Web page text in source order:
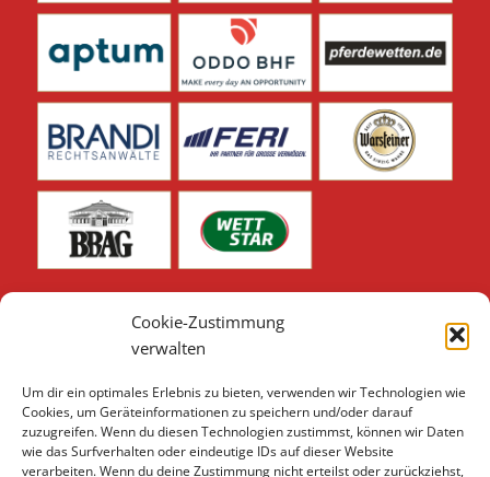
Cookie-Zustimmung
verwalten
Um dir ein optimales Erlebnis zu bieten, verwenden wir Technologien wie
Cookies, um Geräteinformationen zu speichern und/oder darauf
zuzugreifen. Wenn du diesen Technologien zustimmst, können wir Daten
wie das Surfverhalten oder eindeutige IDs auf dieser Website
verarbeiten. Wenn du deine Zustimmung nicht erteilst oder zurückziehst,
Unsere weiteren Sponsoren & Partner finden Sie hier:
Sponsoren & Partner 2026